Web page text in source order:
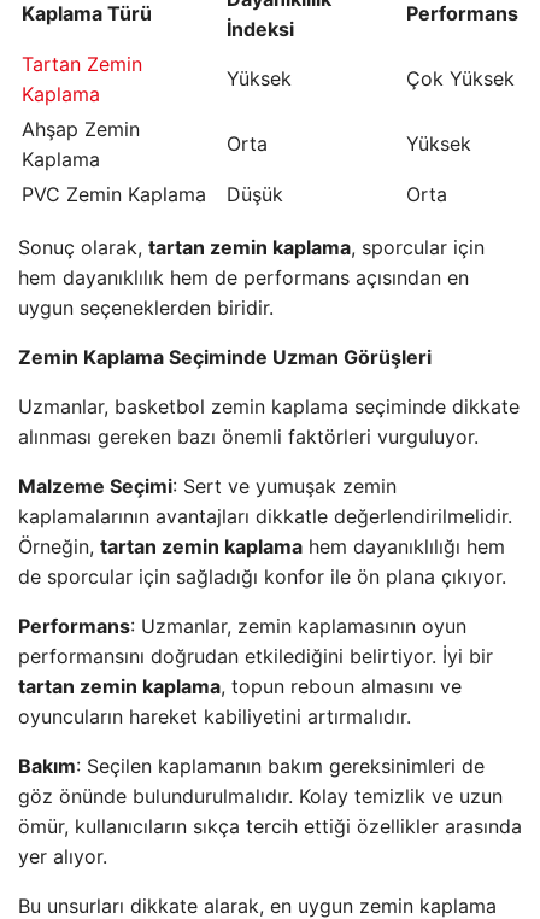
Kaplama Türü
İndeksi
Performans
Tartan Zemin
Kaplama
Yüksek Çok Yüksek
Ahşap Zemin
Kaplama
Orta Yüksek
PVC Zemin Kaplama Düşük Orta
Sonuç olarak, tartan zemin kaplama, sporcular için
hem dayanıklılık hem de performans açısından en
uygun seçeneklerden biridir.
Zemin Kaplama Seçiminde Uzman Görüşleri
Uzmanlar, basketbol zemin kaplama seçiminde dikkate
alınması gereken bazı önemli faktörleri vurguluyor.
Malzeme Seçimi: Sert ve yumuşak zemin
kaplamalarının avantajları dikkatle değerlendirilmelidir.
Örneğin, tartan zemin kaplama hem dayanıklılığı hem
de sporcular için sağladığı konfor ile ön plana çıkıyor.
Performans: Uzmanlar, zemin kaplamasının oyun
performansını doğrudan etkilediğini belirtiyor. İyi bir
tartan zemin kaplama, topun reboun almasını ve
oyuncuların hareket kabiliyetini artırmalıdır.
Bakım: Seçilen kaplamanın bakım gereksinimleri de
göz önünde bulundurulmalıdır. Kolay temizlik ve uzun
ömür, kullanıcıların sıkça tercih ettiği özellikler arasında
yer alıyor.
Bu unsurları dikkate alarak, en uygun zemin kaplama